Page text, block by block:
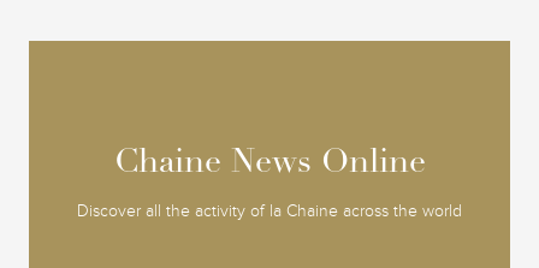
Chaine News Online
Discover all the activity of la Chaine across the world
Chaine News Online